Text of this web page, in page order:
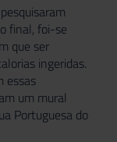
final, foi-se
que ser
ingeridas.
essas
um mural
Portuguesa do